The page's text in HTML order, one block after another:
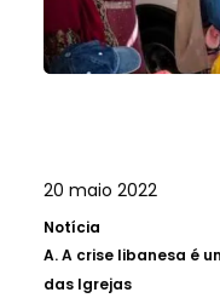
20 maio 2022
Notícia
A.A crise libanesa é
das Igrejas